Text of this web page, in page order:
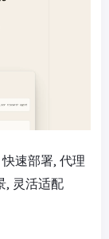
速部署, 代理
, 灵活适配